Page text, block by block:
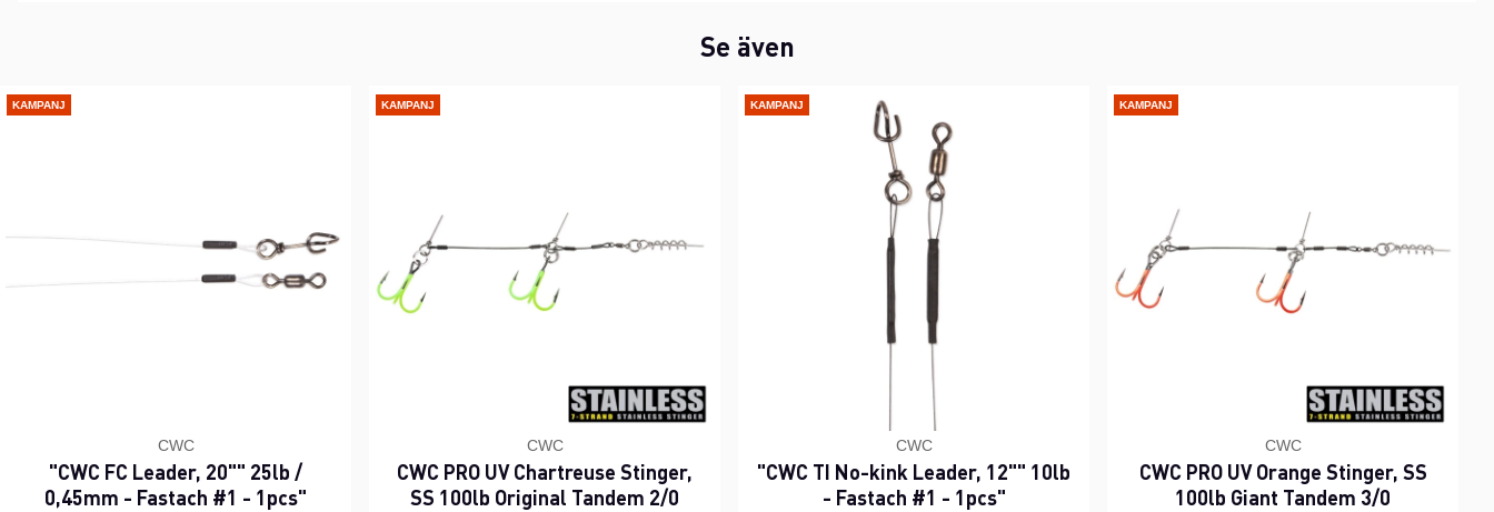
Se även
KAMPANJ
CWC
"CWC FC Leader, 20"" 25lb /
0,45mm - Fastach #1 - 1pcs"
KAMPANJ
CWC
CWC PRO UV Chartreuse Stinger,
SS 100lb Original Tandem 2/0
KAMPANJ
CWC
"CWC TI No-kink Leader, 12"" 10lb
- Fastach #1 - 1pcs"
KAMPANJ
CWC
CWC PRO UV Orange Stinger, SS
100lb Giant Tandem 3/0